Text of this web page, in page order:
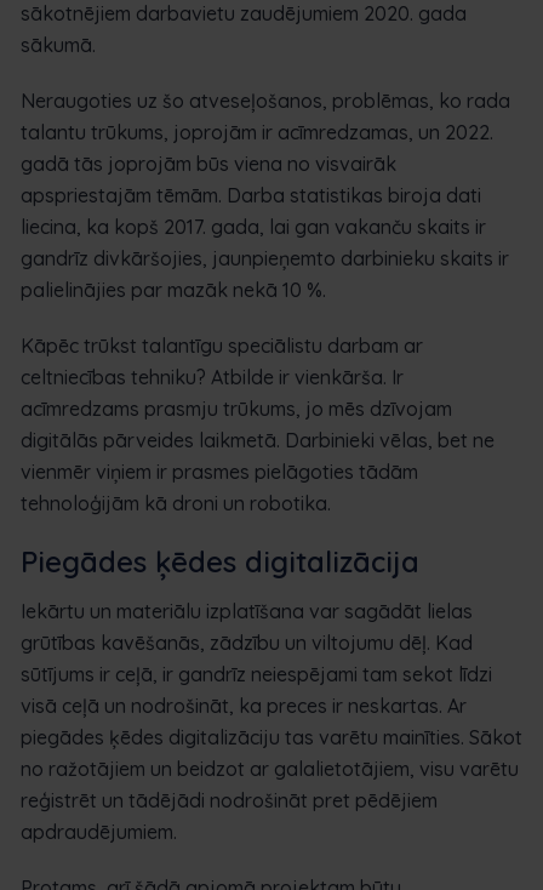
sākotnējiem darbavietu zaudējumiem 2020. gada
sākumā.
Neraugoties uz šo atveseļošanos, problēmas, ko rada
talantu trūkums, joprojām ir acīmredzamas, un 2022.
gadā tās joprojām būs viena no visvairāk
apspriestajām tēmām. Darba statistikas biroja dati
liecina, ka kopš 2017. gada, lai gan vakanču skaits ir
gandrīz divkāršojies, jaunpieņemto darbinieku skaits ir
palielinājies par mazāk nekā 10 %.
Kāpēc trūkst talantīgu speciālistu darbam ar
celtniecības tehniku? Atbilde ir vienkārša. Ir
acīmredzams prasmju trūkums, jo mēs dzīvojam
digitālās pārveides laikmetā. Darbinieki vēlas, bet ne
vienmēr viņiem ir prasmes pielāgoties tādām
tehnoloģijām kā droni un robotika.
Piegādes ķēdes digitalizācija
Iekārtu un materiālu izplatīšana var sagādāt lielas
grūtības kavēšanās, zādzību un viltojumu dēļ. Kad
sūtījums ir ceļā, ir gandrīz neiespējami tam sekot līdzi
visā ceļā un nodrošināt, ka preces ir neskartas. Ar
piegādes ķēdes digitalizāciju tas varētu mainīties. Sākot
no ražotājiem un beidzot ar galalietotājiem, visu varētu
reģistrēt un tādējādi nodrošināt pret pēdējiem
apdraudējumiem.